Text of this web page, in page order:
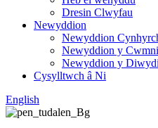
Dresin Clwyfau
Newyddion
Newyddion
Newyddion y Cwmni
Newyddion y
Cysylltwch â Ni
English